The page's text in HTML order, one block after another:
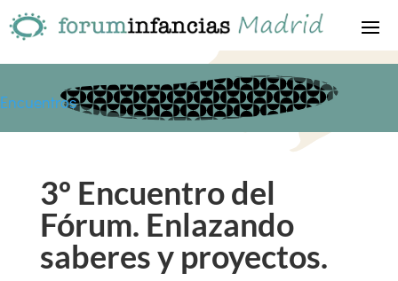
Encuentros
3º Encuentro del
Fórum. Enlazando
saberes y proyectos.